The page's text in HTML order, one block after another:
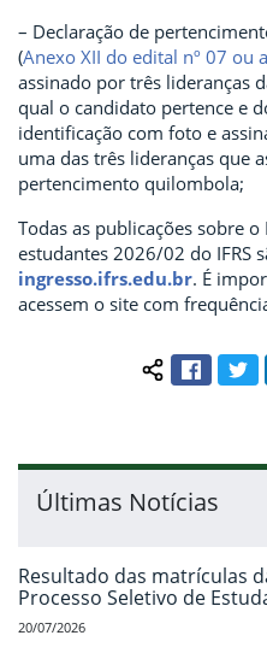
– Declaração de
(Anexo XII do edital nº 07 ou
assinado por três lideranças
qual o candidato pertence e
identificação com foto e
uma das três lideranças que
pertencimento quilombola;
Todas as publicações sobre o
estudantes 2026/02 do IFRS
ingresso.ifrs.edu.br. É
acessem o site com
Compartilhar
Facebook
Últimas Notícias
Resultado das matrículas
Processo Seletivo de
20/07/2026